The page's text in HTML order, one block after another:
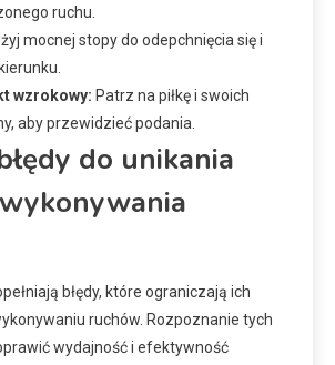
ruchu.
mocnej stopy do odepchnięcia się i
wzrokowy: Patrz na piłkę i swoich
aby przewidzieć podania.
do unikania
błędy, które ograniczają ich
ruchów. Rozpoznanie tych
wydajność i efektywność